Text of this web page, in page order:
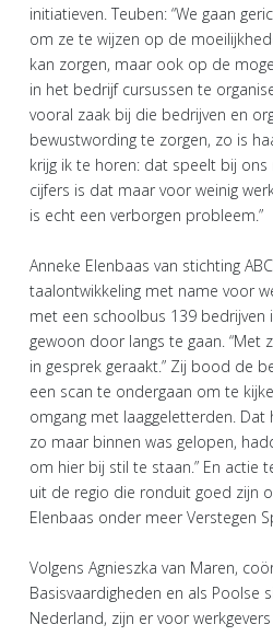
initiatieven. Teuben: “We gaan
om ze te wijzen op de
kan zorgen, maar ook op de
in het bedrijf cursussen te
vooral zaak bij die bedrijven en
bewustwording te zorgen, zo is
krijg ik te horen: dat speelt bij ons
cijfers is dat maar voor weinig
is echt een verborgen probleem.”
Anneke Elenbaas van stichting
taalontwikkeling met name voor
met een schoolbus 139 bedrijven
gewoon door langs te gaan. “Met
in gesprek geraakt.” Zij bood de
een scan te ondergaan om te
omgang met laaggeletterden. Dat
zo maar binnen was gelopen,
om hier bij stil te staan.” En actie
uit de regio die ronduit goed zijn
Elenbaas onder meer Verstegen
Volgens Agnieszka van Maren,
Basisvaardigheden en als Poolse
Nederland, zijn er voor